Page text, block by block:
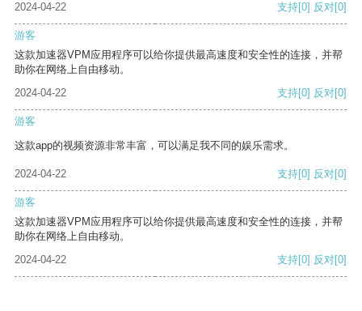
2024-04-22
支持[0] 反对[0]
游客
这款加速器VPM应用程序可以给你提供最高速度和安全性的连接，并帮
助你在网络上自由移动。
2024-04-22
支持[0] 反对[0]
游客
这款app的视频资源非常丰富，可以满足我不同的娱乐需求。
2024-04-22 支持[0] 反对[0]
游客
这款加速器VPM应用程序可以给你提供最高速度和安全性的连接，并帮
助你在网络上自由移动。
2024-04-22
支持[0] 反对[0]